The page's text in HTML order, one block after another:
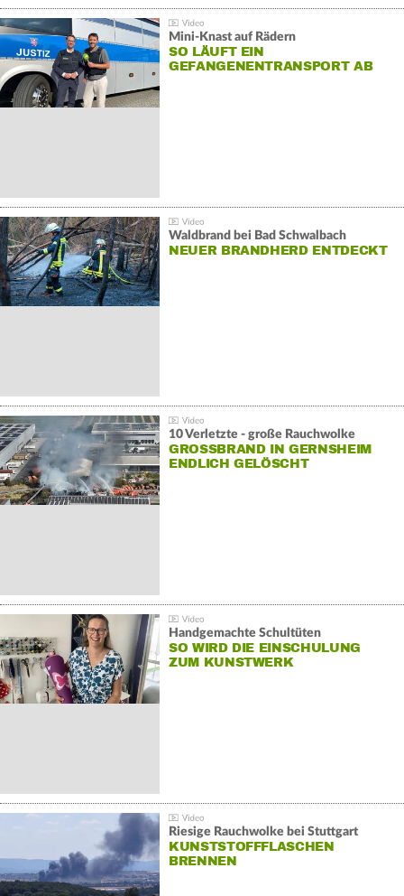
Mini-Knast auf Rädern
SO LÄUFT EIN
GEFANGENENTRANSPORT AB
Waldbrand bei Bad Schwalbach
NEUER BRANDHERD ENTDECKT
10 Verletzte - große Rauchwolke
GROSSBRAND IN GERNSHEIM E
NDLICH GELÖSCHT
Handgemachte Schultüten
SO WIRD DIE EINSCHULUNG
ZUM KUNSTWERK
Riesige Rauchwolke bei Stuttgart
KUNSTSTOFFFLASCHEN
BRENNEN